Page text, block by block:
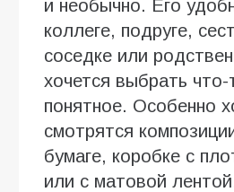
и необычно. Его
коллеге, подруге,
соседке или
хочется выбрать
понятное. Особенно
смотрятся
бумаге, коробке с
или с матовой